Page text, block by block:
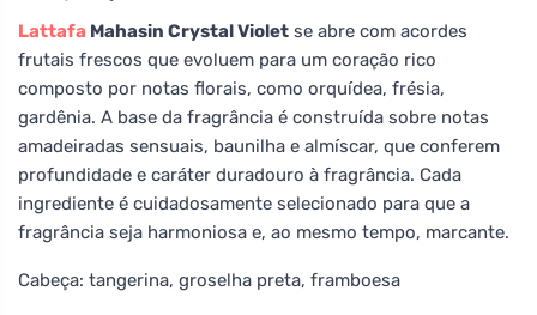
Lattafa Mahasin Crystal Violet se abre com acordes
frutais frescos que evoluem para um coração rico
composto por notas florais, como orquídea, frésia,
gardênia. A base da fragrância é construída sobre notas
amadeiradas sensuais, baunilha e almíscar, que conferem
profundidade e caráter duradouro à fragrância. Cada
ingrediente é cuidadosamente selecionado para que a
fragrância seja harmoniosa e, ao mesmo tempo, marcante.
Cabeça: tangerina, groselha preta, framboesa